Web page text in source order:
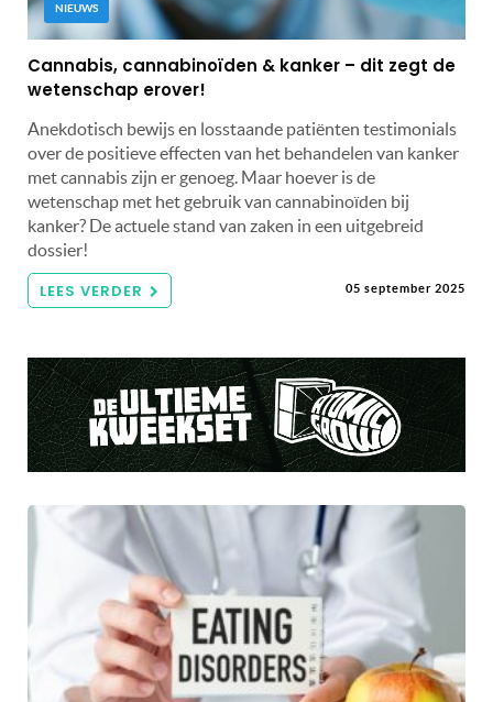
NIEUWS
Cannabis, cannabinoïden & kanker – dit zegt de
wetenschap erover!
Anekdotisch bewijs en losstaande patiënten testimonials
over de positieve effecten van het behandelen van kanker
met cannabis zijn er genoeg. Maar hoever is de
wetenschap met het gebruik van cannabinoïden bij
kanker? De actuele stand van zaken in een uitgebreid
dossier!
LEES VERDER 05 september 2025